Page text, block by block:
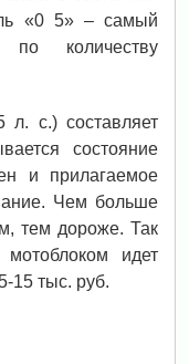
«0 5» – самый
количеству
с.) составляет
состояние
и прилагаемое
Чем больше
тем дороже. Так
идет
15 тыс. руб.